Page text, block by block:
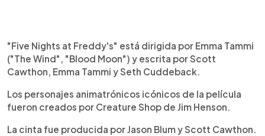
"Five Nights at Freddy's" está dirigida por Emma Tammi
("The Wind", "Blood Moon") y escrita por Scott
Cawthon, Emma Tammi y Seth Cuddeback.
Los personajes animatrónicos icónicos de la película
fueron creados por Creature Shop de Jim Henson.
La cinta fue producida por Jason Blum y Scott Cawthon.